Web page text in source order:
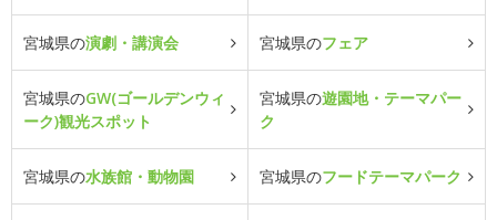
宮城県の演劇・講演会 宮城県のフェア
宮城県のGW(ゴールデンウィ
ーク)観光スポット
宮城県の遊園地・テーマパー
ク
宮城県の水族館・動物園 宮城県のフードテーマパーク